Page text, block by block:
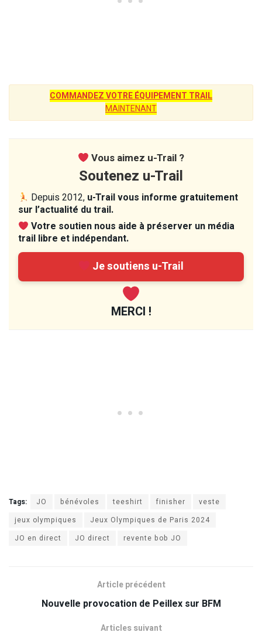
COMMANDEZ VOTRE ÉQUIPEMENT TRAIL
MAINTENANT
Vous aimez u-Trail ?
Soutenez u-Trail
Depuis 2012, u-Trail vous informe gratuitement
sur l’actualité du trail.
Votre soutien nous aide à préserver un média
trail libre et indépendant.
Je soutiens u-Trail
MERCI !
Tags: JO bénévoles teeshirt finisher
veste
jeux olympiques
Jeux Olympiques de Paris 2024
JO en direct
JO direct revente bob JO
Article précédent
Nouvelle provocation de Peillex sur BFM
Articles suivant